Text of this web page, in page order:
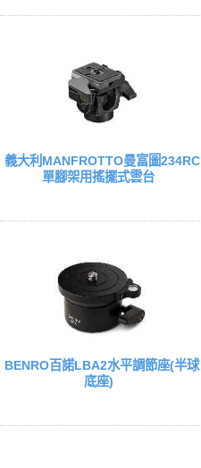
義大利MANFROTTO曼富圖234RC
單腳架用搖擺式雲台
BENRO百諾LBA2水平調節座(半球
底座)